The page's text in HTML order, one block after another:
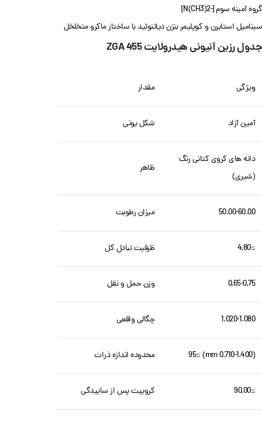
گروه آمینه سوم [-N(CH3)2]
سینامیل استایرن و کوپلیمر بنزن دیاتنوئید با ساختار ماکرو متخلخل
جدول رزین آنیونی هیدرولایت ZGA 455
ویژگی مقدار
آمین آزاد شکل یونی
دانه های کروی کتانی رنگ
(شیری)
ظاهر
50.00-60.00 میزان رطوبت
≥4,80 ظرفیت تبادل کل
0,65-0,75 وزن حمل و نقل
1.020-1.080 چگالی واقعی
(0,710-1,400 mm) ≥95 محدوده اندازه ذرات
≥90,00 کروییت پس از ساییدگی